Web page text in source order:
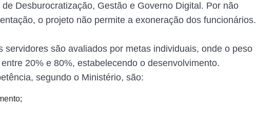
Desburocratização, Gestão e Governo Digital. Por não
o projeto não permite a exoneração dos funcionários.
servidores são avaliados por metas individuais, onde o peso
20% e 80%, estabelecendo o desenvolvimento.
segundo o Ministério, são: